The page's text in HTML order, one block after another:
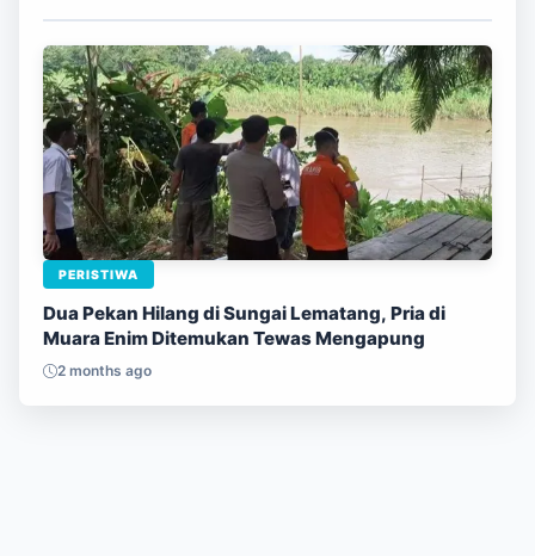
PERISTIWA
Dua Pekan Hilang di Sungai Lematang, Pria di
Muara Enim Ditemukan Tewas Mengapung
2 months ago